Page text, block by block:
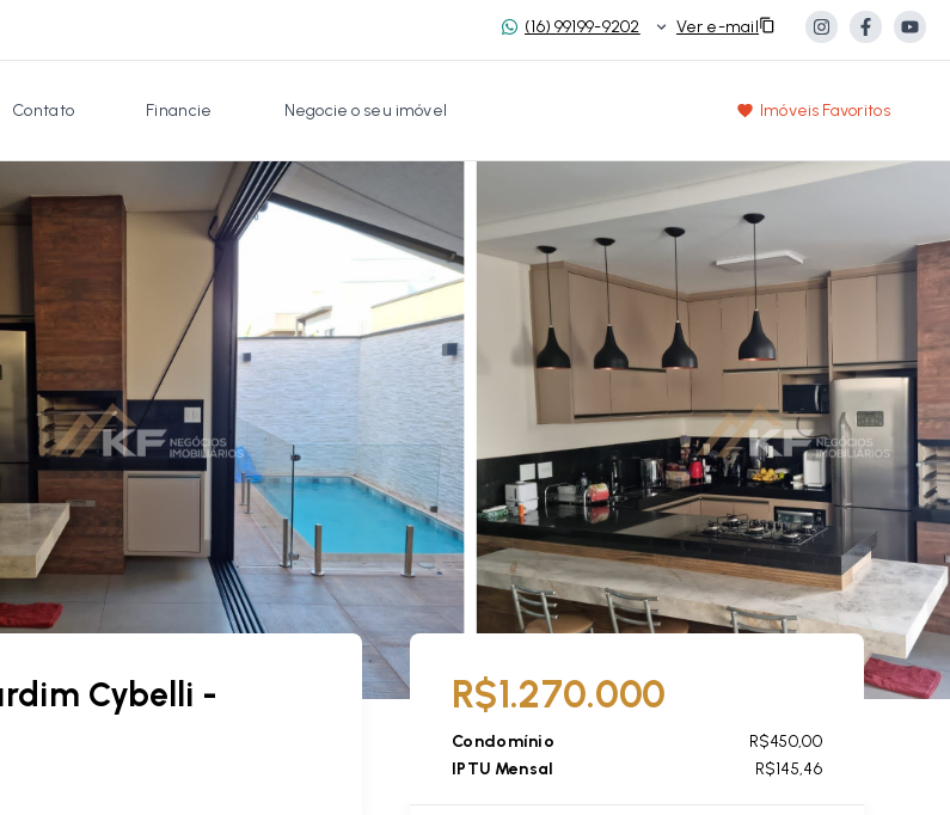
(16) 99199-9202 Ver e-mail
Contato Financie Negocie o seu imóvel Imóveis Favoritos
Cybelli -
R$1.270.000
Condomínio
R$450,00
IPTU Mensal
R$145,46